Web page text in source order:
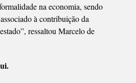
na economia, sendo
à contribuição da
ressaltou Marcelo de